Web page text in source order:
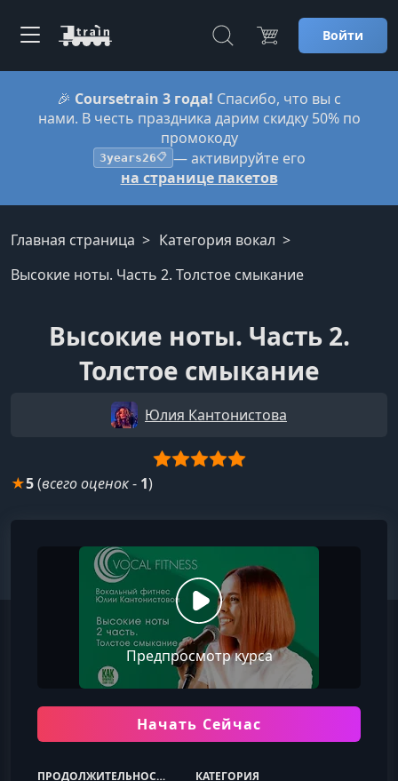
Войти
🎉 Coursetrain 3 года! Спасибо, что вы с
нами. В честь праздника дарим скидку 50% по
промокоду
3years26📋 — активируйте его
на странице пакетов
Главная страница
Категория вокал
Высокие ноты. Часть 2. Толстое смыкание
Высокие ноты. Часть 2.
Толстое смыкание
Юлия Кантонистова
★5(всего оценок- 1)
Предпросмотр курса
Начать Сейчас
ПРОДОЛЖИТЕЛЬНОСТЬ
КАТЕГОРИЯ